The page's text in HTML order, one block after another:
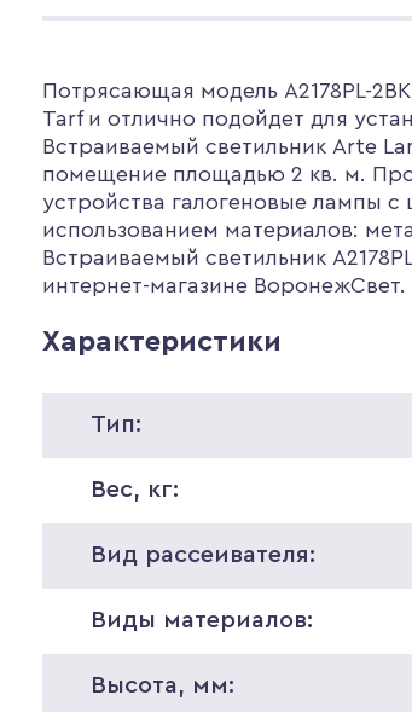
Потрясающая модель A2178PL-
Tarf и отлично подойдет для
Встраиваемый светильник Arte
помещение площадью 2 кв. м.
устройства галогеновые лампы
использованием материалов:
Встраиваемый светильник
интернет-магазине ВоронежСвет.
Характеристики
Тип:
Вес, кг:
Вид рассеивателя:
Виды материалов:
Высота, мм: